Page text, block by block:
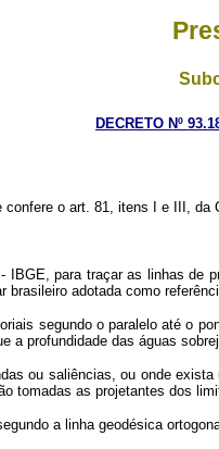
DECRETO Nº
confere o art. 81, itens I e III, da
para traçar as linhas
adotada como
segundo o paralelo até o
profundidade das águas
ou saliências, ou onde
tomadas as projetantes dos
a linha geodésica